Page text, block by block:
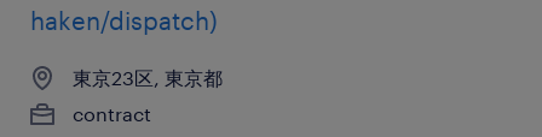
haken/dispatch)
東京23区, 東京都
contract